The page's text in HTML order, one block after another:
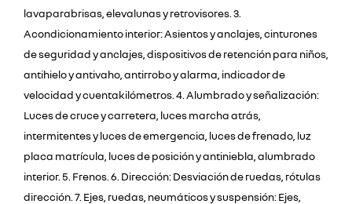
lavaparabrisas, elevalunas y retrovisores. 3.
Acondicionamiento interior: Asientos y anclajes, cinturones
de seguridad y anclajes, dispositivos de retención para niños,
antihielo y antivaho, antirrobo y alarma, indicador de
velocidad y cuentakilómetros. 4. Alumbrado y señalización:
Luces de cruce y carretera, luces marcha atrás,
intermitentes y luces de emergencia, luces de frenado, luz
placa matrícula, luces de posición y antiniebla, alumbrado
interior. 5. Frenos. 6. Dirección: Desviación de ruedas, rótulas
dirección. 7. Ejes, ruedas, neumáticos y suspensión: Ejes,